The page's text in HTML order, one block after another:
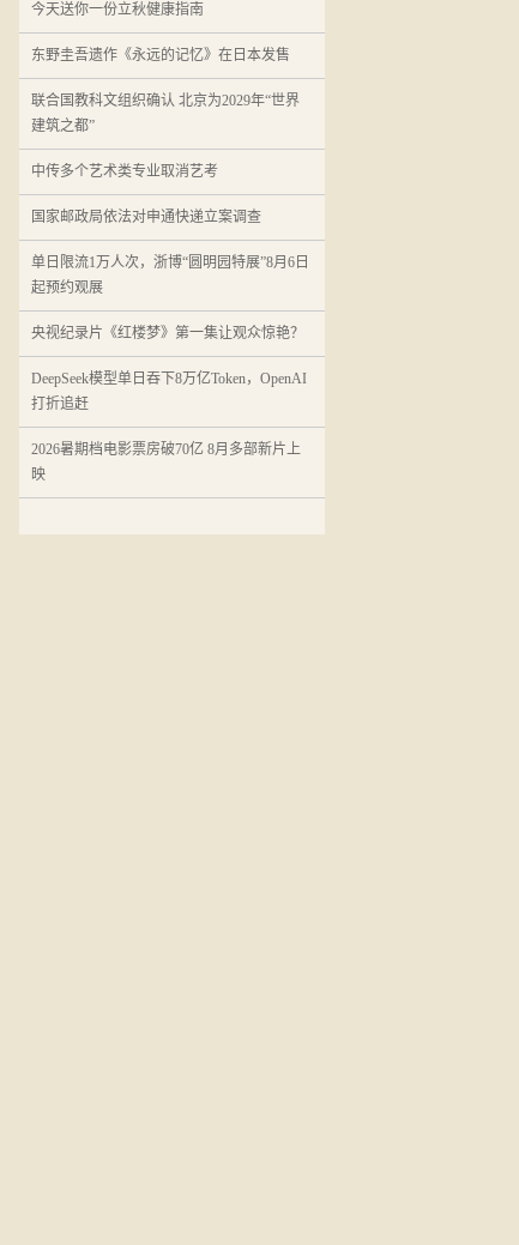
今天送你一份立秋健康指南
东野圭吾遗作《永远的记忆》在日本发售
联合国教科文组织确认 北京为2029年“世界
建筑之都”
中传多个艺术类专业取消艺考
国家邮政局依法对申通快递立案调查
单日限流1万人次，浙博“圆明园特展”8月6日
起预约观展
央视纪录片《红楼梦》第一集让观众惊艳？
DeepSeek模型单日吞下8万亿Token，OpenAI
打折追赶
2026暑期档电影票房破70亿 8月多部新片上
映